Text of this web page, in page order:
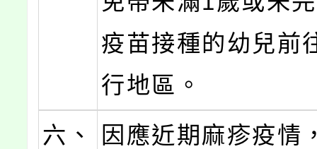
疫苗接種的幼兒前
行地區。
六、
因應近期麻疹疫情